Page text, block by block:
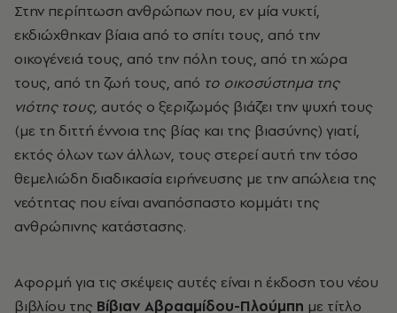
Στην περίπτωση ανθρώπων που, εν μία νυκτί,
εκδιώχθηκαν βίαια από το σπίτι τους, από την
οικογένειά τους, από την πόλη τους, από τη χώρα
τους, από τη ζωή τους, από το οικοσύστημα της
νιότης τους, αυτός ο ξεριζωμός βιάζει την ψυχή τους
(με τη διττή έννοια της βίας και της βιασύνης) γιατί,
εκτός όλων των άλλων, τους στερεί αυτή την τόσο
θεμελιώδη διαδικασία ειρήνευσης με την απώλεια της
νεότητας που είναι αναπόσπαστο κομμάτι της
ανθρώπινης κατάστασης.
Αφορμή για τις σκέψεις αυτές είναι η έκδοση του νέου
βιβλίου της Βίβιαν Αβρααμίδου-Πλούμπη με τίτλο